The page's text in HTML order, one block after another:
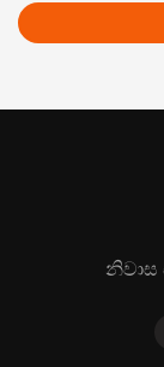
නිවාස